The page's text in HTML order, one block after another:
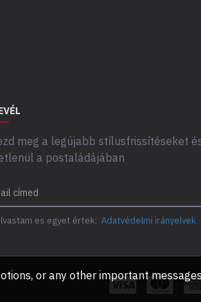
meg a legújabb stílusfrissítéseket
a postaládájában
es egyet értek: Adatvédelmi irányelvek
or any other important